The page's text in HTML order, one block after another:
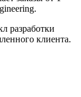
разработки
клиента.